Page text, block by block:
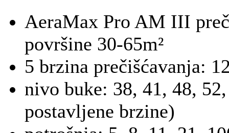
AeraMax Pro AM III
površine 30-65m²
5 brzina prečišćavanja:
nivo buke: 38, 41, 48,
postavljene brzine)